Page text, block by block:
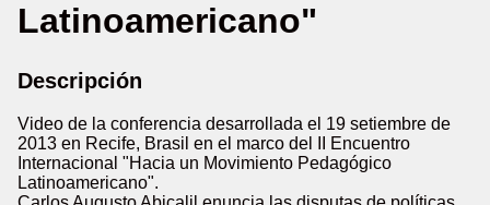
Latinoamericano"
Descripción
Video de la conferencia desarrollada el 19 setiembre de
2013 en Recife, Brasil en el marco del II Encuentro
Internacional "Hacia un Movimiento Pedagógico
Latinoamericano".